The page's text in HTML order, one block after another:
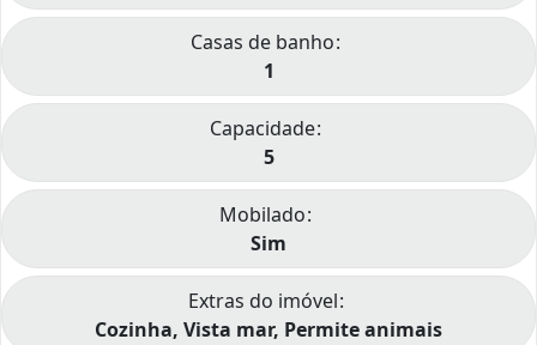
Casas de banho
1
Capacidade
5
Mobilado
Sim
Extras do imóvel
Cozinha, Vista mar, Permite animais